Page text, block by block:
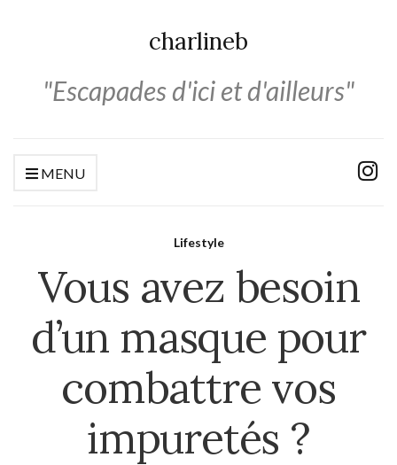
charlineb
"Escapades d'ici et d'ailleurs"
MENU
Lifestyle
Vous avez besoin
d’un masque pour
combattre vos
impuretés ?